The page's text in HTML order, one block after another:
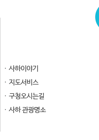
사하이야기
지도서비스
구청오시는길
사하 관광명소